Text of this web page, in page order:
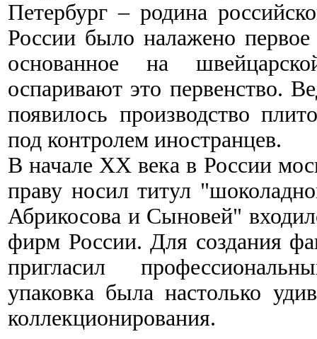
Петербург – родина
России было налажено первое
основанное на
оспаривают это первенство.
появилось производство
под контролем иностранцев.
В начале ХХ века в России
праву носил титул
Абрикосова и Сыновей"
фирм России. Для создания
пригласил
упаковка была настолько
коллекционирования.